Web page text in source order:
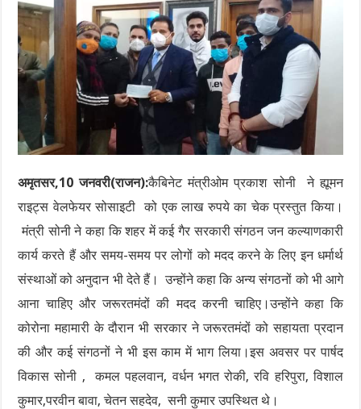
अमृतसर,10 जनवरी(राजन):कैबिनेट मंत्रीओम प्रकाश सोनी ने ह्यूमन
राइट्स वेलफेयर सोसाइटी को एक लाख रुपये का चेक प्रस्तुत किया।
मंत्री सोनी ने कहा कि शहर में कई गैर सरकारी संगठन जन कल्याणकारी
कार्य करते हैं और समय-समय पर लोगों को मदद करने के लिए इन धर्मार्थ
संस्थाओं को अनुदान भी देते हैं। उन्होंने कहा कि अन्य संगठनों को भी आगे
आना चाहिए और जरूरतमंदों की मदद करनी चाहिए।उन्होंने कहा कि
कोरोना महामारी के दौरान भी सरकार ने जरूरतमंदों को सहायता प्रदान
की और कई संगठनों ने भी इस काम में भाग लिया।इस अवसर पर पार्षद
विकास सोनी , कमल पहलवान, वर्धन भगत रोकी, रवि हरिपुरा, विशाल
कुमार,परवीन बावा, चेतन सहदेव, सनी कुमार उपस्थित थे।